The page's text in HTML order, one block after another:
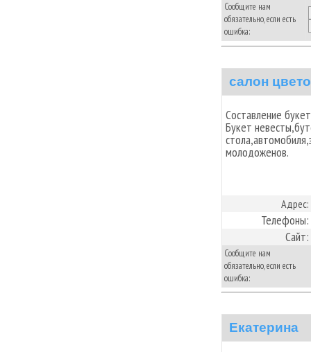
Сообщите нам
обязательно, если есть
ошибка:
салон
Составление
Букет
молодоженов.
Адрес:
Телефоны:
Сайт:
Сообщите нам
обязательно, если есть
ошибка:
Екатерина